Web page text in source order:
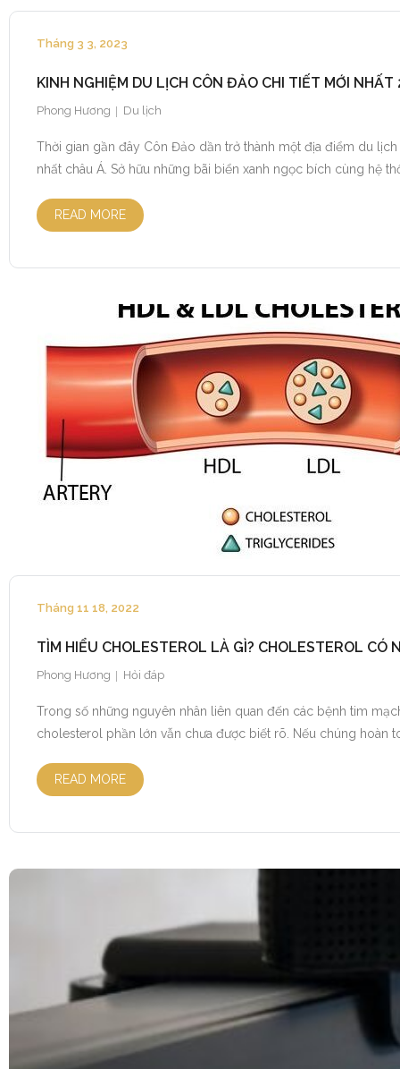
KINH NGHIỆM DU LỊCH CÔN ĐẢO CHI TIẾT MỚI NHẤT
Tháng 3 3, 2023
Phong Hương Du lịch
Thời gian gần đây Côn Đảo dần trở thành một địa điểm du
nhất châu Á. Sở hữu những bãi biển xanh ngọc bích cùng hệ
READ MORE
TÌM HIỂU CHOLESTEROL LÀ GÌ? CHOLESTEROL CÓ
Tháng 11 18, 2022
Phong Hương Hỏi đáp
Trong số những nguyên nhân liên quan đến các bệnh tim
cholesterol phần lớn vẫn chưa được biết rõ. Nếu chúng hoàn
READ MORE